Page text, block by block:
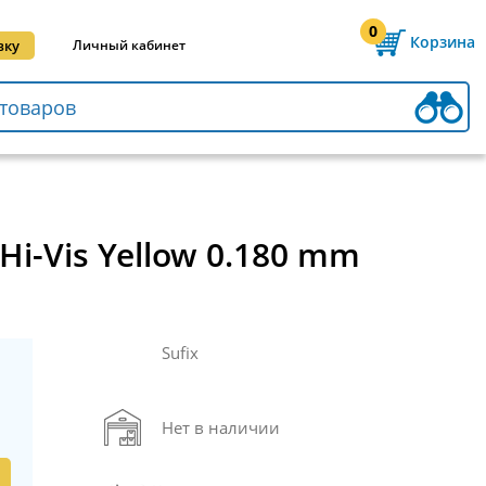
Личный кабинет
0
Корзина
Vis Yellow 0.180 mm
Sufix
Нет в наличии